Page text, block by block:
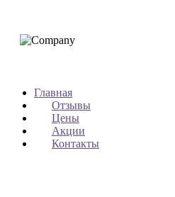
Главная
Отзывы
Цены
Акции
Контакты